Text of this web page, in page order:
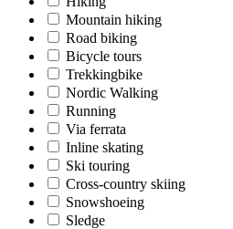
Mountain hiking
Road biking
Bicycle tours
Trekkingbike
Nordic Walking
Running
Via ferrata
Inline skating
Ski touring
Cross-country skiing
Snowshoeing
Sledge